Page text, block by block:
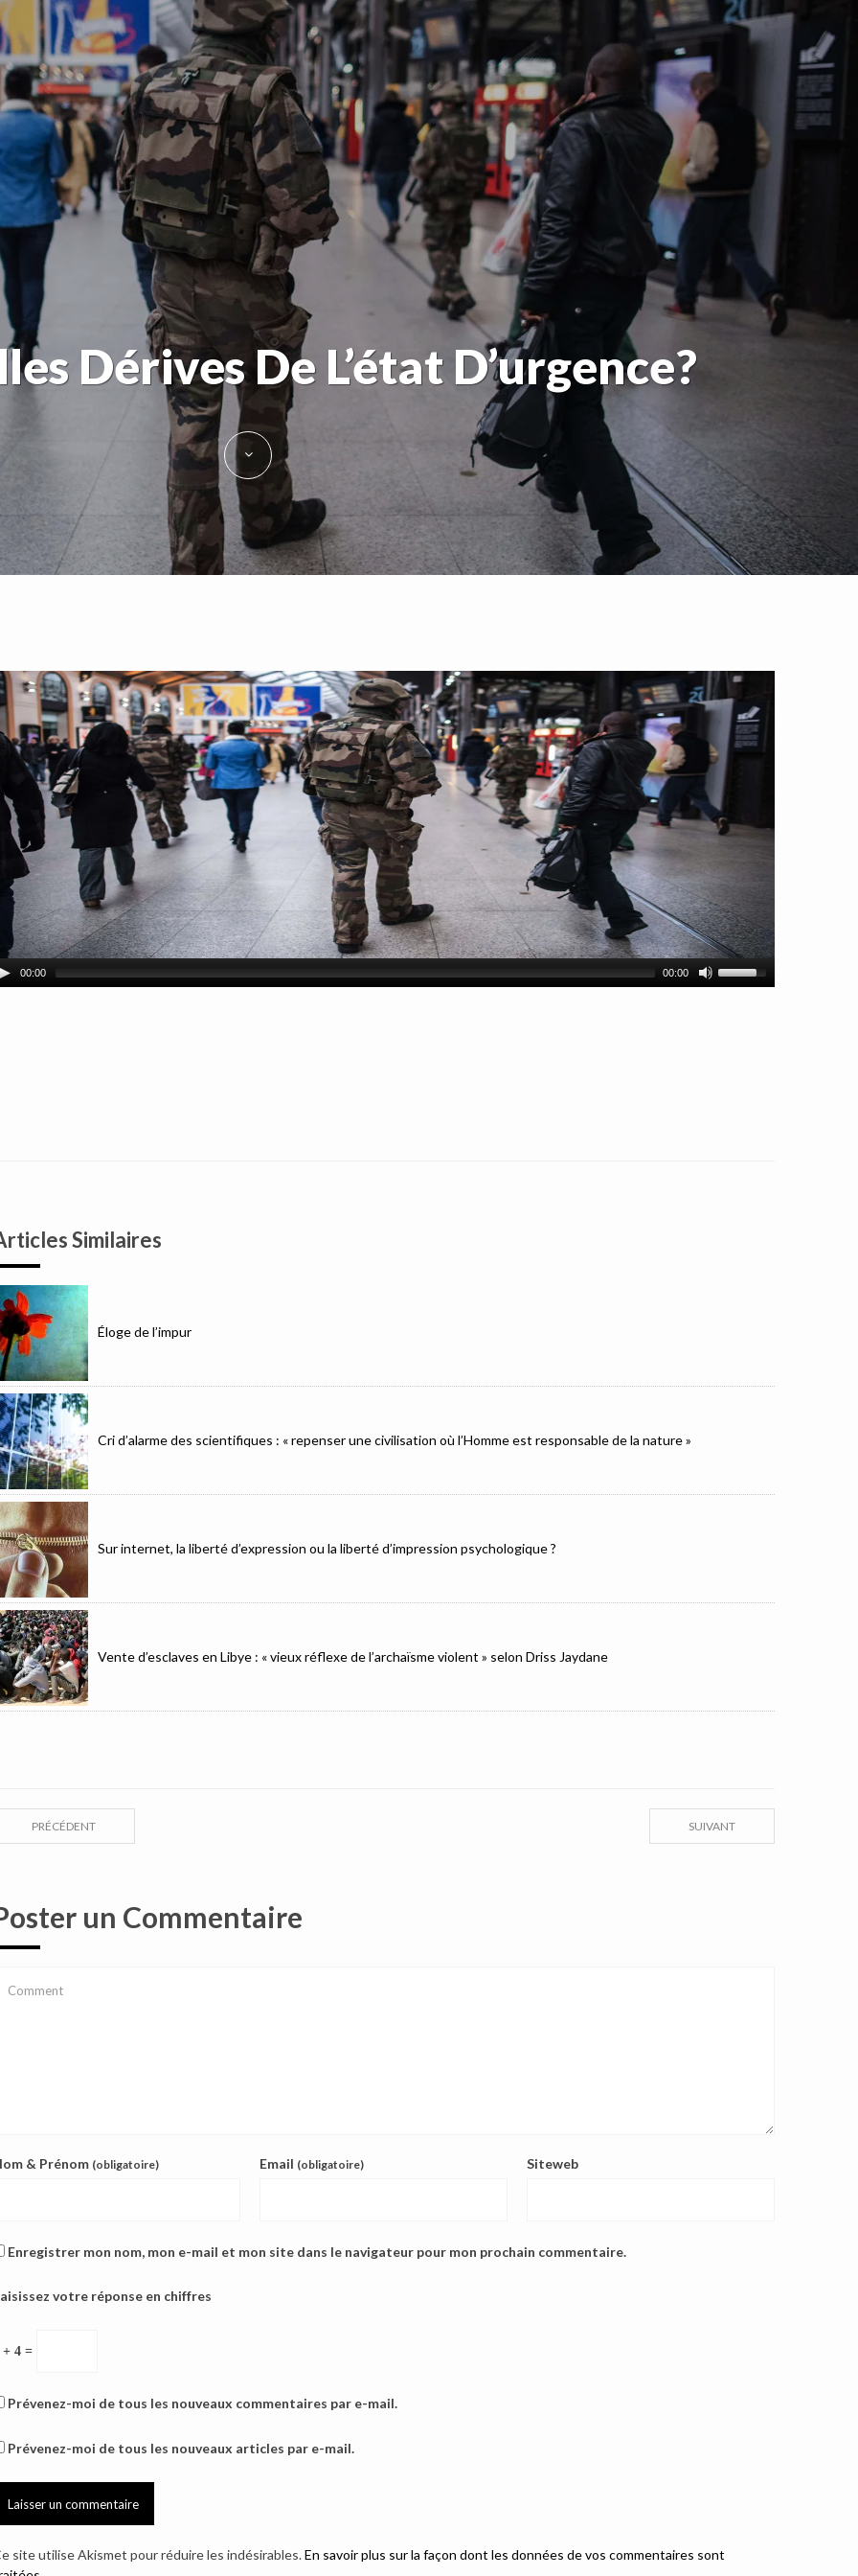
Dérives De L’état D’urgence?
00:00 00:00
Similaires
Éloge de l’impur
Cri d’alarme des scientifiques : « repenser une civilisation où l’Homme est responsable de la nature »
Sur internet, la liberté d’expression ou la liberté d’impression psychologique ?
Vente d’esclaves en Libye : « vieux réflexe de l’archaïsme violent » selon Driss Jaydane
SUIVANT
PRÉCÉDENT
un Commentaire
& Prénom (obligatoire) Email (obligatoire) Siteweb
Enregistrer mon nom, mon e-mail et mon site dans le navigateur pour mon prochain commentaire.
votre réponse en chiffres
+ 4 =
Prévenez-moi de tous les nouveaux commentaires par e-mail.
Prévenez-moi de tous les nouveaux articles par e-mail.
site utilise Akismet pour réduire les indésirables.En savoir plus sur la façon dont les données de vos commentaires sont